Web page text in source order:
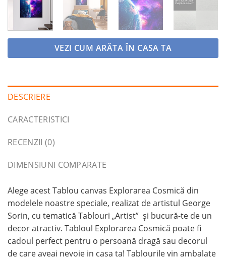
VEZI CUM ARĂTA ÎN CASA TA
DESCRIERE
CARACTERISTICI
RECENZII (0)
DIMENSIUNI COMPARATE
Alege acest Tablou canvas Explorarea Cosmică din
modelele noastre speciale, realizat de artistul George
Sorin, cu tematică Tablouri „Artist” și bucură-te de un
decor atractiv. Tabloul Explorarea Cosmică poate fi
cadoul perfect pentru o persoană dragă sau decorul
de care aveai nevoie in casa ta! Tablourile vin ambalate